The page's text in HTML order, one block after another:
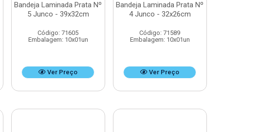
Bandeja Laminada Prata Nº
5 Junco - 39x32cm
Código: 71605
Embalagem: 10x01un
Ver Preço
Bandeja Laminada Prata Nº
4 Junco - 32x26cm
Código: 71589
Embalagem: 10x01un
Ver Preço